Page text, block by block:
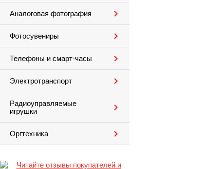
Аналоговая фотография
Фотосувениры
Телефоны и смарт-часы
Электротранспорт
Радиоуправляемые
игрушки
Оргтехника